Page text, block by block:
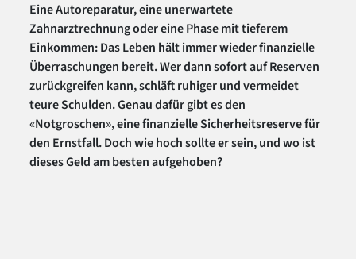
Eine Autoreparatur, eine unerwartete
Zahnarztrechnung oder eine Phase mit tieferem
Einkommen: Das Leben hält immer wieder finanzielle
Überraschungen bereit. Wer dann sofort auf Reserven
zurückgreifen kann, schläft ruhiger und vermeidet
teure Schulden. Genau dafür gibt es den
«Notgroschen», eine finanzielle Sicherheitsreserve für
den Ernstfall. Doch wie hoch sollte er sein, und wo ist
dieses Geld am besten aufgehoben?